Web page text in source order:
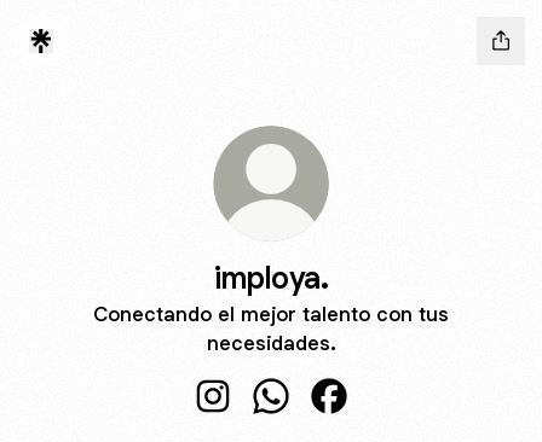
imploya.
Conectando el mejor talento con tus
necesidades.